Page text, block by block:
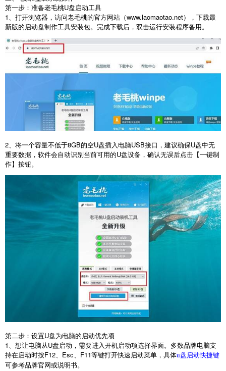
第一步：准备老毛桃U盘启动工具
1、打开浏览器，访问老毛桃的官方网站（www.laomaotao.net），下载最
新版的启动盘制作工具安装包。完成下载后，双击运行安装程序备用。
2、将一个容量不低于8GB的空U盘插入电脑USB接口，建议确保U盘中无
重要数据，软件会自动识别当前可用的U盘设备，确认无误后点击【一键制
作】按钮。
第二步：设置U盘为电脑的启动优先项
1、想让电脑从U盘启动，需要进入开机启动项选择界面。多数品牌电脑支
持在启动时按F12、 Esc、 F11等键打开快速启动菜单，具体u盘启动快捷键
可参考品牌官网或说明书。